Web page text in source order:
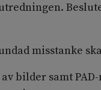
misstanke
bilder samt